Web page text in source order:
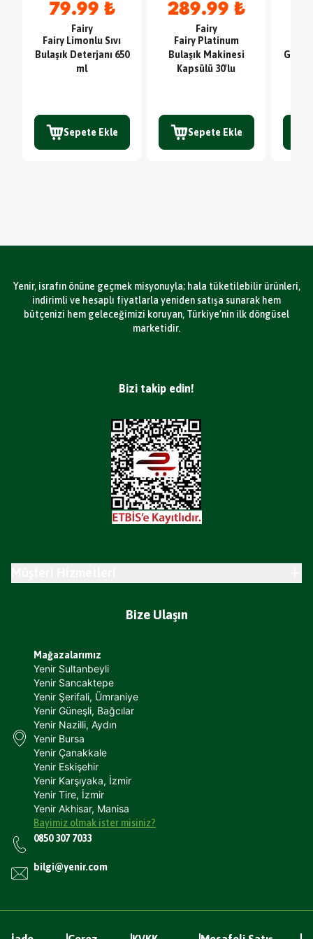
79.99 ₺
Fairy
Fairy Limonlu Sıvı
Bulaşık Deterjanı 650
ml
Sepete Ekle
289.99 ₺
Fairy
Fairy Platinum
Bulaşık Makinesi
Kapsülü 30'lu
Sepete Ekle
Yenir, israfın önüne geçmek misyonuyla; hala tüketilebilir ürünleri,
indirimli ve hesaplı fiyatlarla yeniden satışa sunarak hem
bütçenizi hem geleceğimizi koruyan, Türkiye’nin ilk döngüsel
marketidir.
Bizi takip edin!
Bize Ulaşın
Mağazalarımız
Yenir Sultanbeyli
Yenir Sancaktepe
Yenir Şerifali, Ümraniye
Yenir Güneşli, Bağcılar
Yenir Nazilli, Aydın
Yenir Bursa
Yenir Çanakkale
Yenir Eskişehir
Yenir Karşıyaka, İzmir
Yenir Tire, İzmir
Yenir Akhisar, Manisa
Bayimiz olmak ister misiniz?
0850 307 7033
bilgi@yenir.com